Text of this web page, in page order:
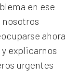
en ese
ahora
explicarnos
urgentes